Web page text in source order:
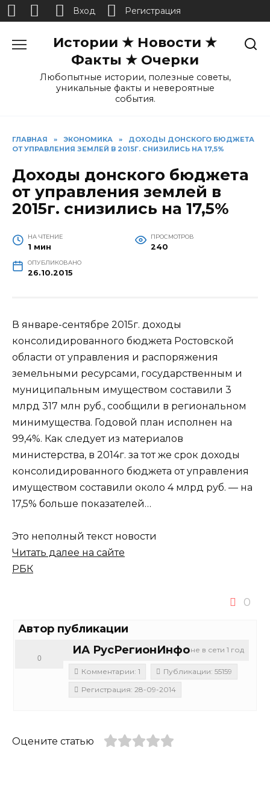
Истории ★ Новости ★
Факты ★ Очерки
Любопытные истории, полезные советы,
уникальные факты и невероятные
события.
ГЛАВНАЯ » ЭКОНОМИКА »
ДОХОДЫ ДОНСКОГО БЮДЖЕТА
ОТ УПРАВЛЕНИЯ ЗЕМЛЕЙ В 2015Г. СНИЗИЛИСЬ НА 17,5%
Доходы донского бюджета
от управления землей в
2015г. снизились на 17,5%
НА ЧТЕНИЕ
1 мин
ПРОСМОТРОВ
240
ОПУБЛИКОВАНО
26.10.2015
В январе-сентябре 2015г. доходы
консолидированного бюджета Ростовской
области от управления и распоряжения
земельными ресурсами, государственным и
муниципальным имуществом составили 3
млрд 317 млн руб., сообщили в региональном
минимущества. Годовой план исполнен на
99,4%. Как следует из материалов
министерства, в 2014г. за тот же срок доходы
консолидированного бюджета от управления
имуществом составили около 4 млрд руб. — на
17,5% больше показателей…
Это неполный текст новости
Читать далее на сайте
РБК
0
Автор публикации
не в сети 1 год
ИА РусРегионИнфо
0
Комментарии: 1
Публикации: 55159
Регистрация: 28-09-2014
Оцените статью
Вход Регистрация